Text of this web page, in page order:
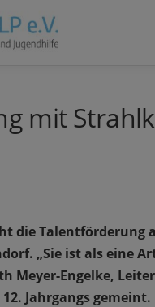
mit
die Talentförderung
„Sie ist als eine
Meyer-Engelke,
Jahrgangs